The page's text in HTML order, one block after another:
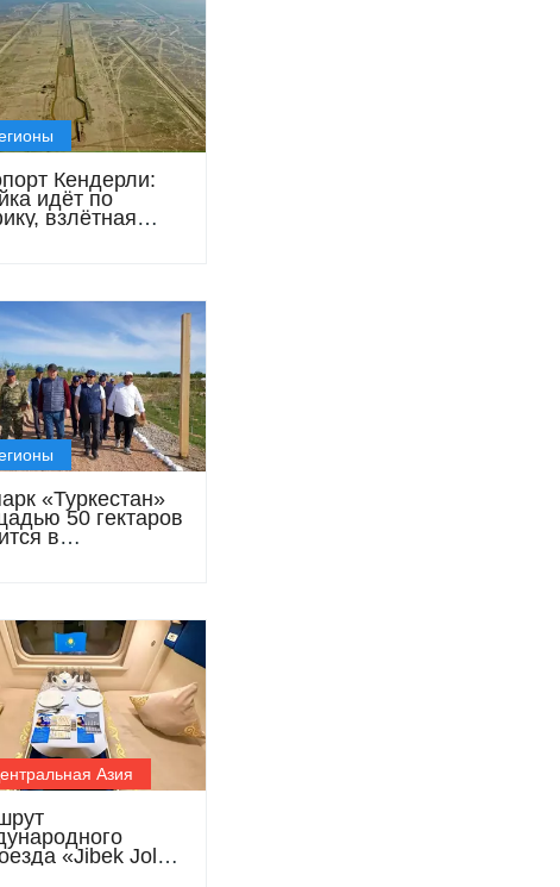
Кендерли:
идёт по
взлётная
«Туркестан»
50 гектаров
в
Азия
«Jibek Joly»